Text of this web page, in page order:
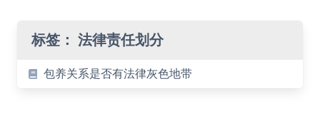
标签： 法律责任划分
包养关系是否有法律灰色地带